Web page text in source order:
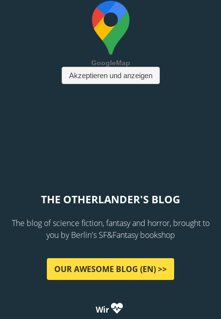
THE OTHERLANDER'S BLOG
The blog of science fiction, fantasy and horror, brought to
you by Berlin's SF&Fantasy bookshop
OUR AWESOME BLOG (EN) >>
Wir